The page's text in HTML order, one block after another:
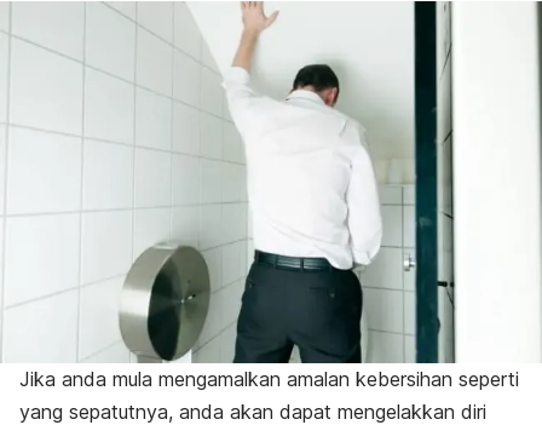
Jika anda mula mengamalkan amalan kebersihan seperti
yang sepatutnya, anda akan dapat mengelakkan diri